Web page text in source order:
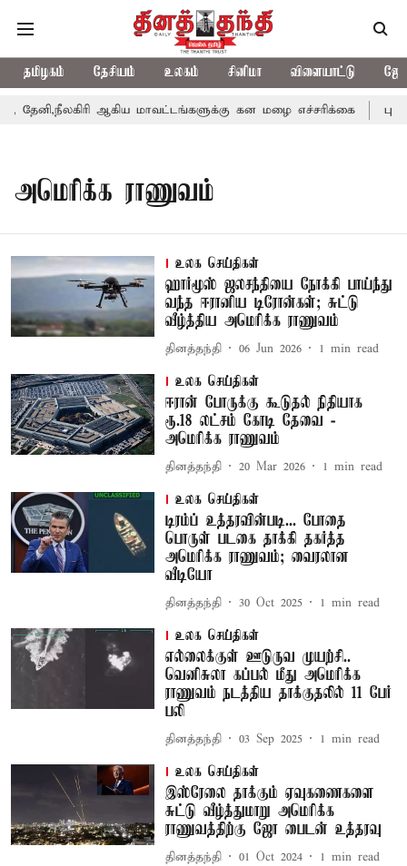
தமிழகம் தேசியம் உலகம் சினிமா விளையாட்டு
ஆகிய மாவட்டங்களுக்கு கன மழை எச்சரிக்கை
அமெரிக்க ராணுவம்
உலக செய்திகள்
ஹார்மூஸ் ஜலசந்தியை நோக்கி பாய்ந்து
வந்த ஈரானிய டிரோன்கள்; சுட்டு
வீழ்த்திய அமெரிக்க ராணுவம்
தினத்தந்தி 06 Jun 2026 1 min read
உலக செய்திகள்
ஈரான் போருக்கு கூடுதல் நிதியாக
ரூ.18 லட்சம் கோடி தேவை -
அமெரிக்க ராணுவம்
தினத்தந்தி 20 Mar 2026 1 min read
உலக செய்திகள்
டிரம்ப் உத்தரவின்படி... போதை
பொருள் படகை தாக்கி தகர்த்த
அமெரிக்க ராணுவம்; வைரலான
வீடியோ
தினத்தந்தி 30 Oct 2025 1 min read
உலக செய்திகள்
எல்லைக்குள் ஊடுருவ முயற்சி..
வெனிசுலா கப்பல் மீது அமெரிக்க
ராணுவம் நடத்திய தாக்குதலில் 11 பேர்
பலி
தினத்தந்தி 03 Sep 2025 1 min read
உலக செய்திகள்
இஸ்ரேலை தாக்கும் ஏவுகணைகளை
சுட்டு வீழ்த்துமாறு அமெரிக்க
ராணுவத்திற்கு ஜோ பைடன் உத்தரவு
தினத்தந்தி 01 Oct 2024 1 min read